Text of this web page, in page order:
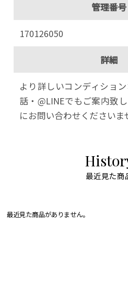
管理番号
170126050
詳細
より詳しいコンディショ
話・@LINEでもご案内致
にお問い合わせくださいま
最近見た商
最近見た商品がありません。